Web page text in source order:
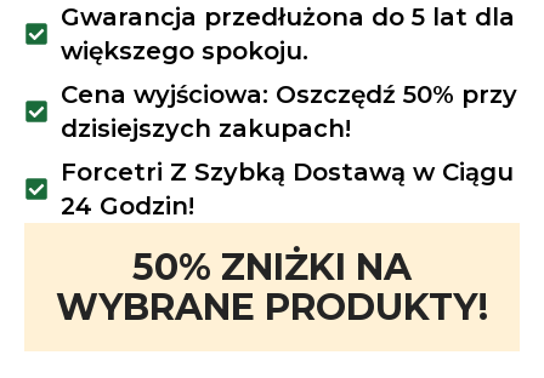
Gwarancja przedłużona do 5 lat dla
większego spokoju.
Cena wyjściowa: Oszczędź 50% przy
dzisiejszych zakupach!
Forcetri Z Szybką Dostawą w Ciągu
24 Godzin!
50% ZNIŻKI NA
WYBRANE PRODUKTY!